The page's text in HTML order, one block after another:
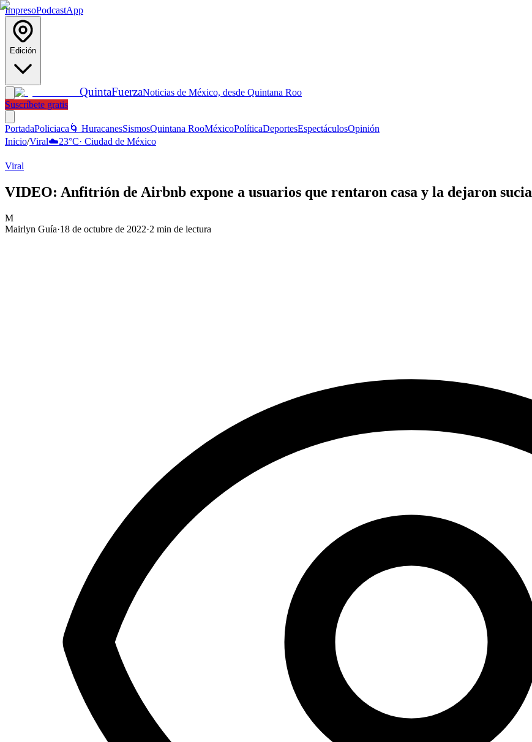
ImpresoPodcastApp
Edición
QuintaFuerzaNoticias de México, desde Quintana Roo
Suscríbete gratis
PortadaPoliciaca 🌀 HuracanesSismosQuintana RooMéxicoPolíticaDeportesEspectáculosOpinión
Inicio/Viral☁️23°C· Ciudad de México
Viral
VIDEO: Anfitrión de Airbnb expone a usuarios que rentaron casa y la dejaron sucia
M
Mairlyn Guía·18 de octubre de 2022·2 min de lectura